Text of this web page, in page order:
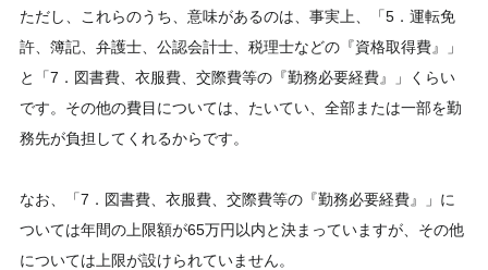
ただし、これらのうち、意味があるのは、事実上、「5．運転免
許、簿記、弁護士、公認会計士、税理士などの『資格取得費』」
と「7．図書費、衣服費、交際費等の『勤務必要経費』」くらい
です。その他の費目については、たいてい、全部または一部を勤
務先が負担してくれるからです。
なお、「7．図書費、衣服費、交際費等の『勤務必要経費』」に
ついては年間の上限額が65万円以内と決まっていますが、その他
については上限が設けられていません。